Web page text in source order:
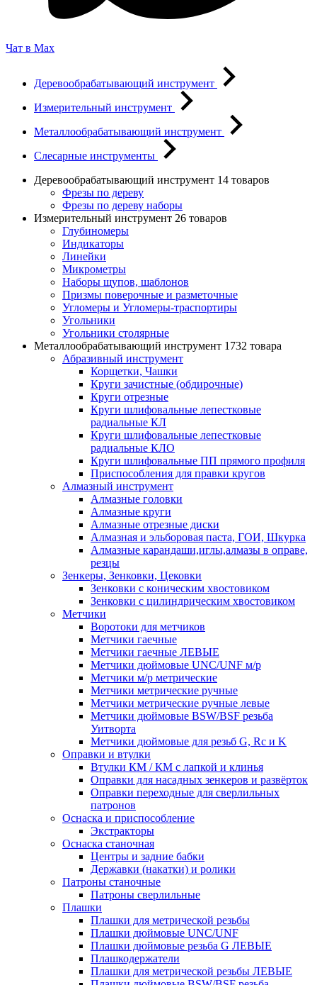
Чат в Max
Деревообрабатывающий инструмент
Измерительный инструмент
Металлообрабатывающий инструмент
Слесарные инструменты
Деревообрабатывающий инструмент 14 товаров
Фрезы по дереву
Фрезы по дереву наборы
Измерительный инструмент 26 товаров
Глубиномеры
Индикаторы
Линейки
Микрометры
Наборы щупов, шаблонов
Призмы поверочные и разметочные
Угломеры и Угломеры-траспортиры
Угольники
Угольники столярные
Металлообрабатывающий инструмент 1732 товара
Абразивный инструмент
Корщетки, Чашки
Круги зачистные (обдирочные)
Круги отрезные
Круги шлифовальные лепестковые
радиальные КЛ
Круги шлифовальные лепестковые
радиальные КЛО
Круги шлифовальные ПП прямого профиля
Приспособления для правки кругов
Алмазный инструмент
Алмазные головки
Алмазные круги
Алмазные отрезные диски
Алмазная и эльборовая паста, ГОИ, Шкурка
Алмазные карандаши,иглы,алмазы в оправе,
резцы
Зенкеры, Зенковки, Цековки
Зенковки с коническим хвостовиком
Зенковки с цилиндрическим хвостовиком
Метчики
Воротоки для метчиков
Метчики гаечные
Метчики гаечные ЛЕВЫЕ
Метчики дюймовые UNC/UNF м/р
Метчики м/р метрические
Метчики метрические ручные
Метчики метрические ручные левые
Метчики дюймовые BSW/BSF резьба
Уитворта
Метчики дюймовые для резьб G, Rc и K
Оправки и втулки
Втулки КМ / КМ с лапкой и клинья
Оправки для насадных зенкеров и развёрток
Оправки переходные для сверлильных
патронов
Оснаска и приспособление
Экстракторы
Оснаска станочная
Центры и задние бабки
Державки (накатки) и ролики
Патроны станочные
Патроны сверлильные
Плашки
Плашки для метрической резьбы
Плашки дюймовые UNC/UNF
Плашки дюймовые резьба G ЛЕВЫЕ
Плашкодержатели
Плашки для метрической резьбы ЛЕВЫЕ